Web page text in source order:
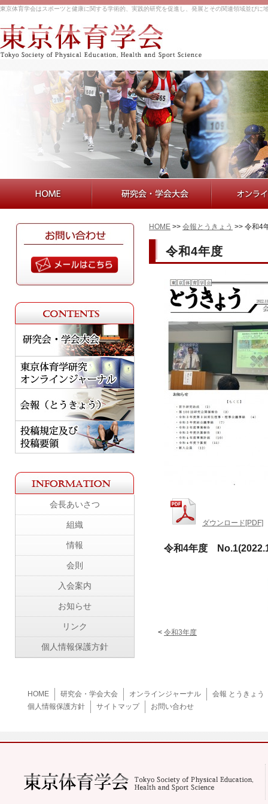
東京体育学会はスポーツと健康に関する学術的、実践的研究を促進し、発展とその関連領域並びに
HOME >> 会報とうきょう >> 令和4
令和4年度
ダウンロード[PDF]
令和4年度
< 令和3年度
会長あいさつ
組織
情報
会則
入会案内
お知らせ
リンク
個人情報保護方針
HOME 研究会・学会大会 オンラインジャーナル
会報 とうきょう
個人情報保護方針
サイトマップ お問い合わせ